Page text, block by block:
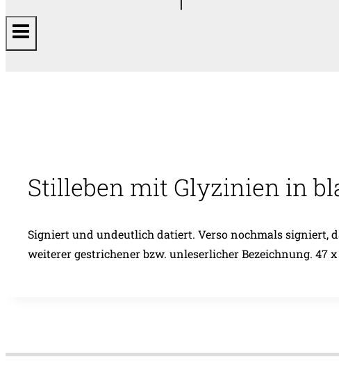
Stilleben mit Glyzinien in
Signiert und undeutlich datiert. Verso nochmals signiert,
weiterer gestrichener bzw. unleserlicher Bezeichnung. 47